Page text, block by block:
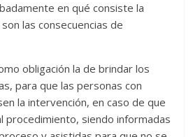
en qué consiste la
las consecuencias de
obligación la de brindar los
para que las personas con
la intervención, en caso de que
procedimiento, siendo informadas